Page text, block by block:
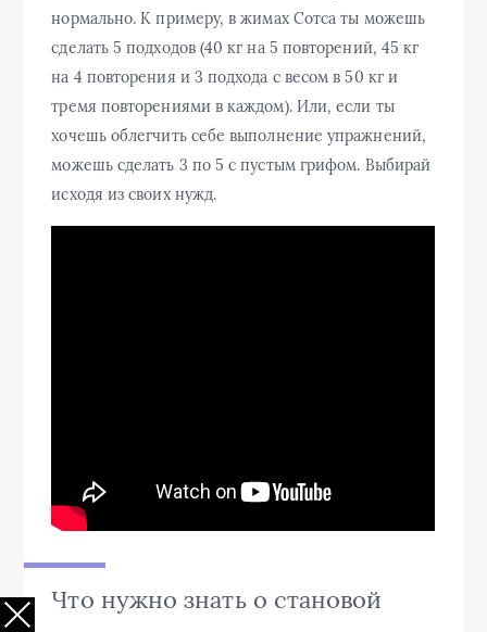
нормально. К примеру, в жимах Сотса ты можешь
сделать 5 подходов (40 кг на 5 повторений, 45 кг
на 4 повторения и 3 подхода с весом в 50 кг и
тремя повторениями в каждом). Или, если ты
хочешь облегчить себе выполнение упражнений,
можешь сделать 3 по 5 с пустым грифом. Выбирай
исходя из своих нужд.
Что нужно знать о становой